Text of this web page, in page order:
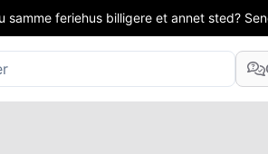
samme feriehus billigere et annet sted?